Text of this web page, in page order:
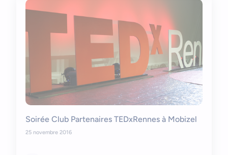
Soirée Club Partenaires TEDxRennes à Mobizel
25 novembre 2016